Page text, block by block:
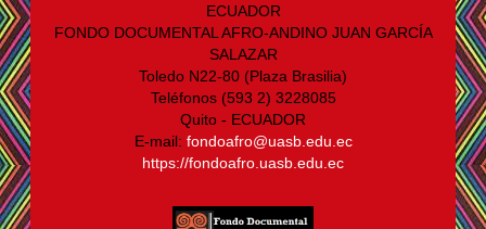
ECUADOR
FONDO DOCUMENTAL AFRO-ANDINO JUAN GARCÍA
SALAZAR
Toledo N22-80 (Plaza Brasilia)
Teléfonos (593 2) 3228085
Quito - ECUADOR
E-mail: fondoafro@uasb.edu.ec
https://fondoafro.uasb.edu.ec